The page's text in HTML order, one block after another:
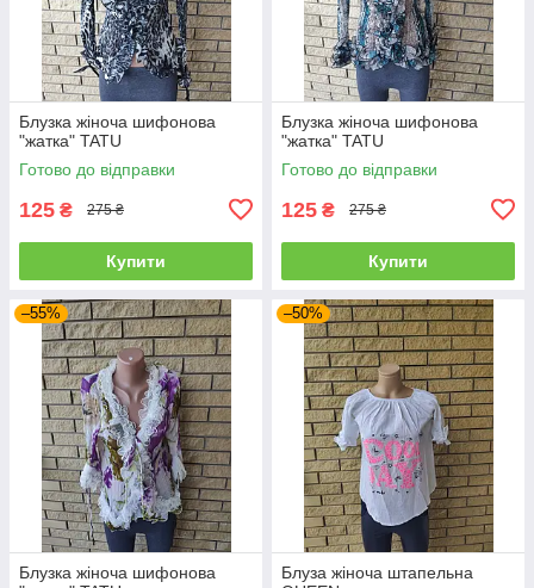
Блузка жіноча шифонова
"жатка" TATU
Готово до відправки
125 ₴ 275 ₴
Купити
Блузка жіноча шифонова
"жатка" TATU
Готово до відправки
125 ₴ 275 ₴
Купити
–55%
Блузка жіноча шифонова
–50%
Блуза жіноча штапельна